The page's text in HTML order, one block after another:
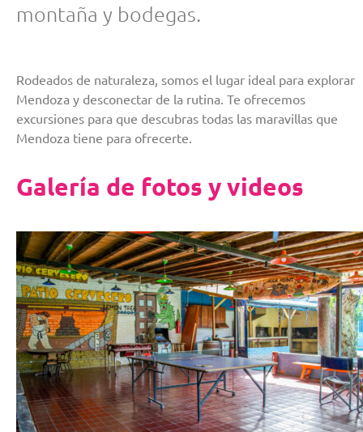
montaña y bodegas.
Rodeados de naturaleza, somos el lugar ideal para explorar
Mendoza y desconectar de la rutina. Te ofrecemos
excursiones para que descubras todas las maravillas que
Mendoza tiene para ofrecerte.
Galería de fotos y videos